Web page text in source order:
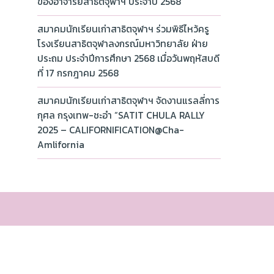
สมาคมนักเรียนเก่าสาธิตจุฬาฯ ร่วมพิธีไหว้ครู
โรงเรียนสาธิตจุฬาลงกรณ์มหาวิทยาลัย ฝ่าย
ประถม ประจำปีการศึกษา 2568 เมื่อวันพฤหัสบดี
ที่ 17 กรกฎาคม 2568
สมาคมนักเรียนเก่าสาธิตจุฬาฯ จัดงานแรลลี่การ
กุศล กรุงเทพ-ชะอำ “SATIT CHULA RALLY
2025 – CALIFORNIFICATION@Cha-
Amlifornia